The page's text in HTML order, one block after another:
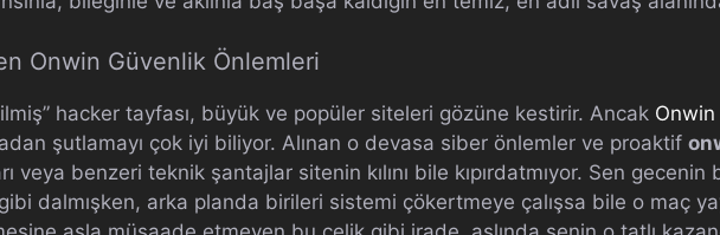
Onwin Güvenlik Önlemleri
hacker tayfası, büyük ve popüler siteleri gözüne kestirir. Ancak Onwin
şutlamayı çok iyi biliyor. Alınan o devasa siber önlemler ve proaktif
veya benzeri teknik şantajlar sitenin kılını bile kıpırdatmıyor. Sen gecenin
dalmışken, arka planda birileri sistemi çökertmeye çalışsa bile o maç